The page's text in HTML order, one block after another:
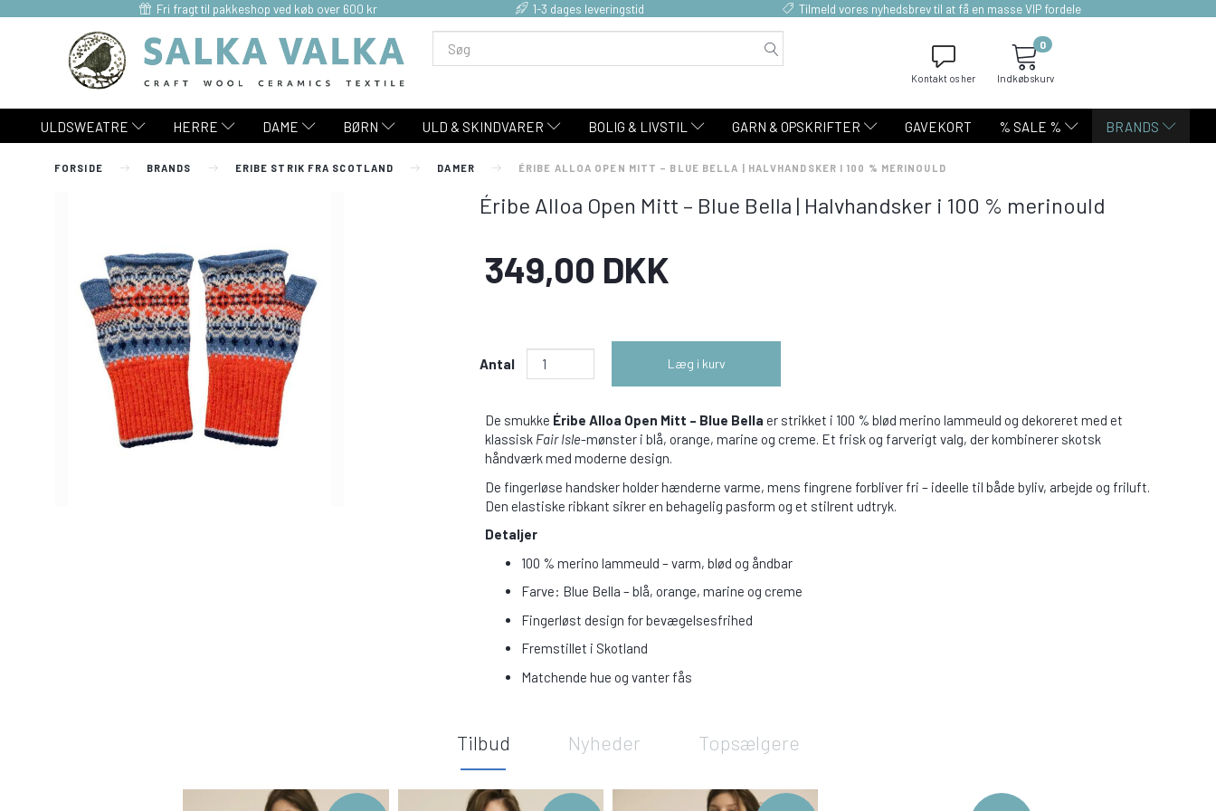
Fri fragt til pakkeshop ved køb over 600 kr 1-3 dages leveringstid Tilmeld vores nyhedsbrev til at få en masse VIP fordele
Kontakt os her Indkøbskurv
0
ULDSWEATRE HERRE DAME BØRN ULD & SKINDVARER BOLIG & LIVSTIL GARN & OPSKRIFTER GAVEKORT % SALE % BRANDS
FORSIDE BRANDS ERIBE STRIK FRA SCOTLAND DAMER ÉRIBE ALLOA OPEN MITT – BLUE BELLA | HALVHANDSKER I 100 % MERINOULD
Éribe Alloa Open Mitt – Blue Bella | Halvhandsker i 100 % merinould
349,00 DKK
Antal Læg i kurv
De smukke Éribe Alloa Open Mitt – Blue Bella er strikket i 100 % blød merino lammeuld og dekoreret med et
klassisk Fair Isle-mønster i blå, orange, marine og creme. Et frisk og farverigt valg, der kombinerer skotsk
håndværk med moderne design.
De fingerløse handsker holder hænderne varme, mens fingrene forbliver fri – ideelle til både byliv, arbejde og friluft.
Den elastiske ribkant sikrer en behagelig pasform og et stilrent udtryk.
Detaljer
100 % merino lammeuld – varm, blød og åndbar
Farve: Blue Bella – blå, orange, marine og creme
Fingerløst design for bevægelsesfrihed
Fremstillet i Skotland
Matchende hue og vanter fås
Tilbud Nyheder Topsælgere